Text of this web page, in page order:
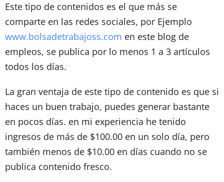
Este tipo de contenidos es el que más se
comparte en las redes sociales, por Ejemplo
www.bolsadetrabajoss.com en este blog de
empleos, se publica por lo menos 1 a 3 artículos
todos los días.
La gran ventaja de este tipo de contenido es que si
haces un buen trabajo, puedes generar bastante
en pocos días. en mi experiencia he tenido
ingresos de más de $100.00 en un solo día, pero
también menos de $10.00 en días cuando no se
publica contenido fresco.